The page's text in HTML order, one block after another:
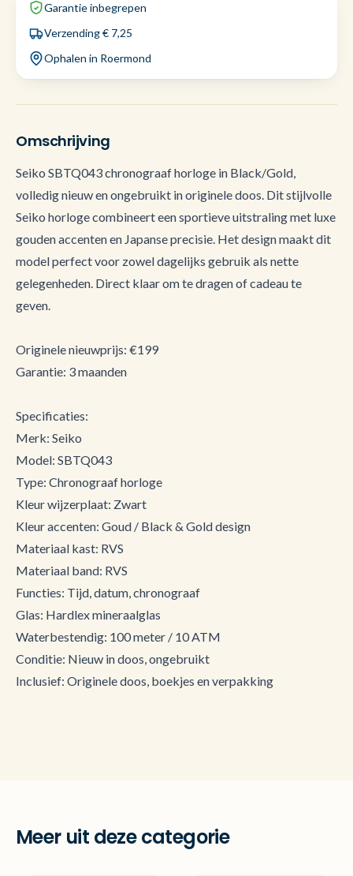
Garantie inbegrepen
Verzending € 7,25
Ophalen in Roermond
Omschrijving
Seiko SBTQ043 chronograaf horloge in Black/Gold,
volledig nieuw en ongebruikt in originele doos. Dit stijlvolle
Seiko horloge combineert een sportieve uitstraling met luxe
gouden accenten en Japanse precisie. Het design maakt dit
model perfect voor zowel dagelijks gebruik als nette
gelegenheden. Direct klaar om te dragen of cadeau te
geven.
Originele nieuwprijs: €199
Garantie: 3 maanden
Specificaties:
Merk: Seiko
Model: SBTQ043
Type: Chronograaf horloge
Kleur wijzerplaat: Zwart
Kleur accenten: Goud / Black & Gold design
Materiaal kast: RVS
Materiaal band: RVS
Functies: Tijd, datum, chronograaf
Glas: Hardlex mineraalglas
Waterbestendig: 100 meter / 10 ATM
Conditie: Nieuw in doos, ongebruikt
Inclusief: Originele doos, boekjes en verpakking
Meer uit deze categorie